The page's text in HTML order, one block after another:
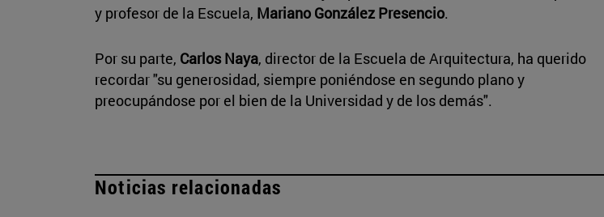
y profesor de la Escuela, Mariano González Presencio.
Por su parte, Carlos Naya, director de la Escuela de Arquitectura, ha querido
recordar "su generosidad, siempre poniéndose en segundo plano y
preocupándose por el bien de la Universidad y de los demás".
Noticias relacionadas